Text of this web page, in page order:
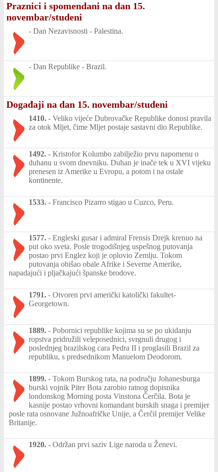
Praznici i spomendani na dan 15.
novembar/studeni
- Dan Nezavisnosti - Palestina.
- Dan Republike - Brazil.
Događaji na dan 15. novembar/studeni
1410. - Veliko vijeće Dubrovačke Republike donosi pravila
za otok Mljet, čime Mljet postaje sastavni dio Republike.
1492. - Kristofor Kolumbo zabilježio prvu napomenu o
duhanu u svom dnevniku. Duhan je inače tek u XVI vijeku
prenesen iz Amerike u Evropu, a potom i na ostale
kontinente.
1533. - Francisco Pizarro stigao u Cuzco, Peru.
1577. - Engleski gusar i admiral Frensis Drejk krenuo na
put oko sveta. Posle trogodišnjeg uspešnog putovanja
postao prvi Englez koji je oplovio Zemlju. Tokom
putovanja obišao obale Afrike i Severne Amerike,
napadajući i pljačkajući španske brodove.
1791. - Otvoren prvi američki katolički fakultet-
Georgetown.
1889. - Pobornici republike kojima su se po ukidanju
ropstva pridružili veleposednici, svrgnuli drugog i
poslednjeg brazilskog cara Pedra II i proglasili Brazil za
republiku, s predsednikom Manuelom Deodorom.
1899. - Tokom Burskog rata, na području Johanesburga
burski vojnik Piter Bota zarobio ratnog dopisnika
londonskog Morning posta Vinstona Čerčila. Bota je
kasnije postao vrhovni komandant burskih snaga i premijer
posle rata osnovane Južnoafričke Unije, a Čerčil premijer Velike
Britanije.
1920. - Održan prvi saziv Lige naroda u Ženevi.